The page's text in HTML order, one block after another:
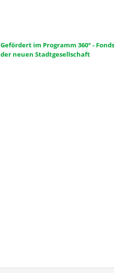
Gefördert im Programm 360° -
der neuen Stadtgesellschaft